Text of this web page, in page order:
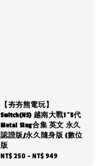
【夯夯熊電玩】
Switch(NS) 越南大戰1~5代
Metal Slug合集 英文 永久
認證版/永久隨身版 (數位
版
Regular
NT$ 250 -NT$ 949